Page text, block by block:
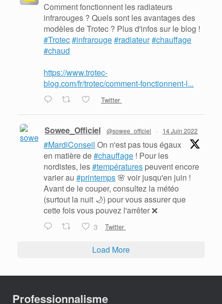
Comment fonctionnent les radiateurs
infrarouges ? Quels sont les avantages des
modèles de Trotec ? Plus d'infos sur le blog !
#Trotec#infrarouge#radiateur#chauffage
#chaud
https://www.trotec-
blog.com/fr/trotec/comment-fonctionnent-l...
Twitter
Sowee_Officiel @sowee_officiel · 14 Juin 2022
#MardiConseil On n'est pas tous égaux
en matière de#chauffage ! Pour les
nordistes, les#températures peuvent encore
varier au #printemps 🌸 voir jusqu'en juin !
Avant de le couper, consultez la météo
(surtout la nuit 🌙) pour vous assurer que
cette fois vous pouvez l'arrêter ❌
3 Twitter
Load More
Professionnalisme